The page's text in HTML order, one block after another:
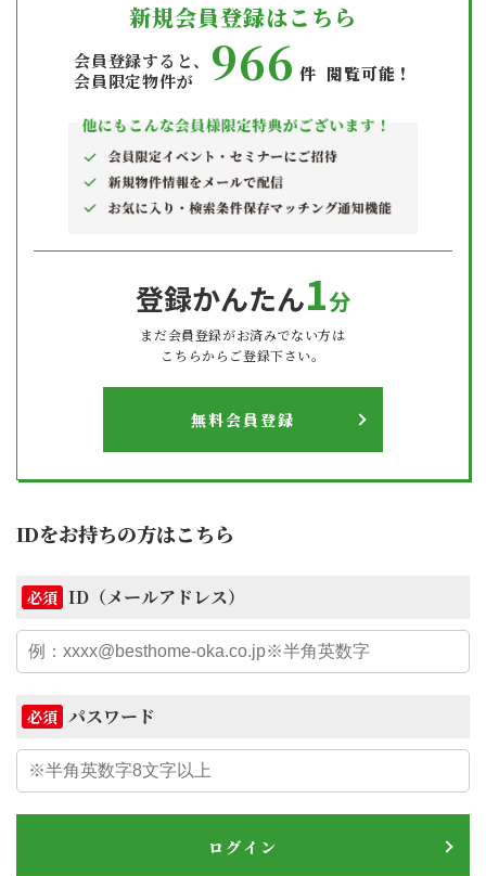
新規会員登録はこちら
会員登録すると、
会員限定物件が
966 件 閲覧可能！
登録かんたん1分
まだ会員登録がお済みでない方は
こちらからご登録下さい。
無料会員登録
IDをお持ちの方はこちら
必須 ID（メールアドレス）
必須 パスワード
ログイン